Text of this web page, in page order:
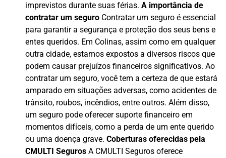
imprevistos durante suas férias. A importância de
contratar um seguro Contratar um seguro é essencial
para garantir a segurança e proteção dos seus bens e
entes queridos. Em Colinas, assim como em qualquer
outra cidade, estamos expostos a diversos riscos que
podem causar prejuízos financeiros significativos. Ao
contratar um seguro, você tem a certeza de que estará
amparado em situações adversas, como acidentes de
trânsito, roubos, incêndios, entre outros. Além disso,
um seguro pode oferecer suporte financeiro em
momentos difíceis, como a perda de um ente querido
ou uma doença grave. Coberturas oferecidas pela
CMULTI Seguros A CMULTI Seguros oferece